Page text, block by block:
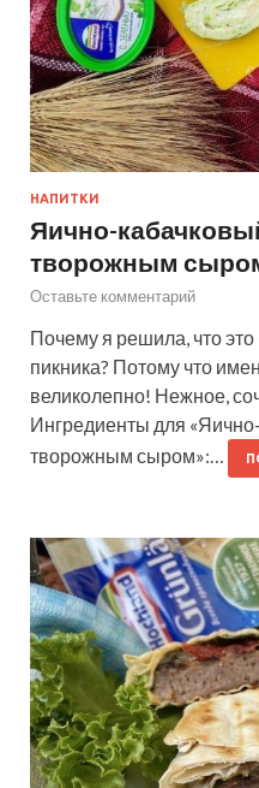
НАПИТКИ
Яично-
творожным
Оставьте комментарий
Почему я решила, что
пикника? Потому что
великолепно! Нежное,
Ингредиенты для
творожным сыром»:…